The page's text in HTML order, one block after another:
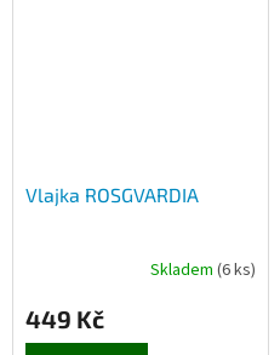
Vlajka ROSGVARDIA
Skladem (6 ks)
449 Kč